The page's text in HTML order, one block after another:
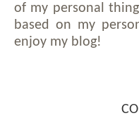
of my personal
based on my
enjoy my blog!